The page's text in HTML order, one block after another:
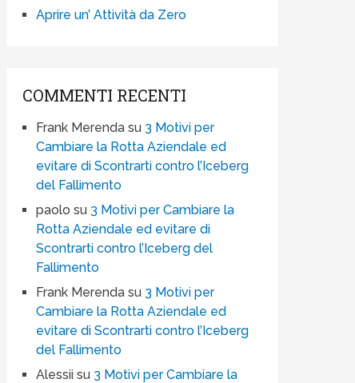
Aprire un’ Attività da Zero
COMMENTI RECENTI
Frank Merenda su 3 Motivi per
Cambiare la Rotta Aziendale ed
evitare di Scontrarti contro l’Iceberg
del Fallimento
paolo su 3 Motivi per Cambiare la
Rotta Aziendale ed evitare di
Scontrarti contro l’Iceberg del
Fallimento
Frank Merenda su 3 Motivi per
Cambiare la Rotta Aziendale ed
evitare di Scontrarti contro l’Iceberg
del Fallimento
Alessii su 3 Motivi per Cambiare la